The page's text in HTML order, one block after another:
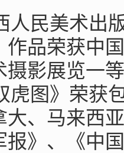
人民美术出
作品荣获中
摄影展览一
虎图》荣获
大、马来西
报》、《中